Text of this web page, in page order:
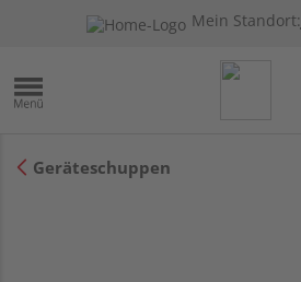
Mein Standort:
Geräteschuppen